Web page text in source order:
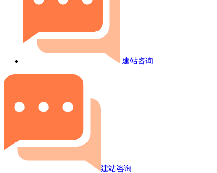
建站咨询
建站咨询